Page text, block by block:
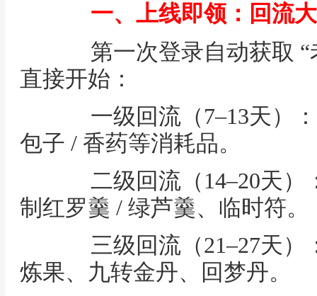
一、上线即领：回流
第一次登录自动获取 “
直接开始：
一级回流（7–13天）：
包子 / 香药等消耗品。
二级回流（14–20天）
制红罗羹 / 绿芦羹、临时符。
三级回流（21–27天）
炼果、九转金丹、回梦丹。